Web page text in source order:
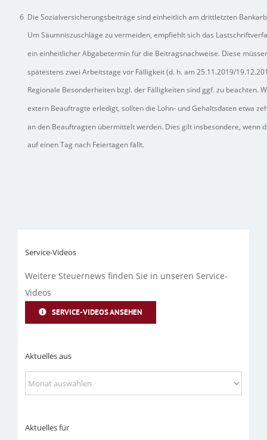
6 Die Sozialversicherungsbeiträge sind einheitlich am drittletzten
Um Säumniszuschläge zu vermeiden, empfiehlt sich das
ein einheitlicher Abgabetermin für die Beitragsnachweise. Diese
spätestens zwei Arbeitstage vor Fälligkeit (d. h. am 25.11.2019/
Regionale Besonderheiten bzgl. der Fälligkeiten sind ggf. zu beachten.
extern Beauftragte erledigt, sollten die Lohn- und Gehaltsdaten etwa
an den Beauftragten übermittelt werden. Dies gilt insbesondere, wenn
auf einen Tag nach Feiertagen fällt.
Service-Videos
Weitere Steuernews finden Sie in unseren Service-
Videos
SERVICE-VIDEOS ANSEHEN
Aktuelles aus
Aktuelles
aus
Aktuelles für